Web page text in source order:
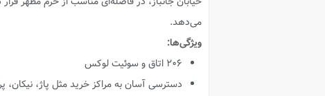
می‌دهد.
ویژگی‌ها:
۲۰۶ اتاق و سوئیت لوکس
دسترسی آسان به مراکز خرید مثل پاژ، نیکان،